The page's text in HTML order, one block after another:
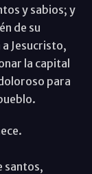
y sabios; y
de su
Jesucristo,
la capital
para
santos,